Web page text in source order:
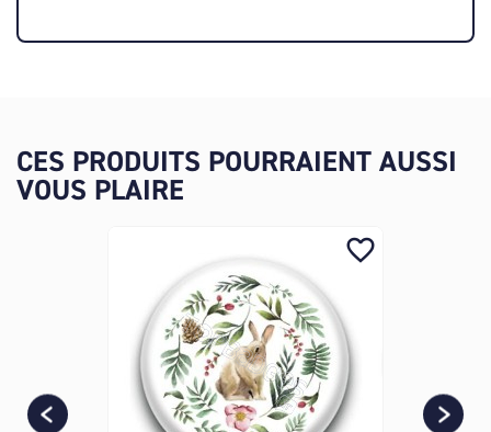
CES PRODUITS POURRAIENT AUSSI
VOUS PLAIRE
favorite_border